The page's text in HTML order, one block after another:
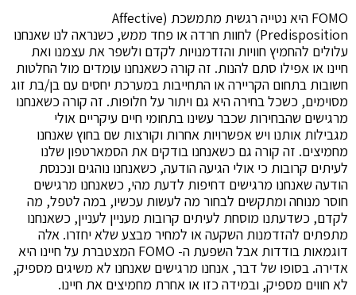
FOMO היא נטייה רגשית מתמשכת (Affective
Predisposition) לחוות חרדה או פחד ממש, כשנראה לנו שאנחנו
עלולים להחמיץ חוויות והזדמנויות לקדם ולשפר את עצמנו ואת
חיינו או אפילו סתם להנות. זה קורה כשאנחנו עומדים מול החלטות
חשובות בתחום הקריירה או התחייבות במערכת יחסים עם בן/בת זוג
מסוימים, כשכל בחירה היא גם ויתור על חלופות. זה קורה כשאנחנו
מרגישים שהבחירות שכבר עשינו בתחומי חיים עיקריים אולי
מגבילות אותנו ויש אפשרויות אחרות וקורצות שם בחוץ שאנחנו
מחמיצים. זה קורה גם כשאנחנו בודקים את הסמארטפון שלנו
לעיתים קרובות כי אולי הגיעה הודעה, כשאנחנו נוהגים ונכנסת
הודעה שאנחנו מרגישים דחיפות לדעת מהי, כשאנחנו מרגישים
חוסר מנוחה ומתקשים לבחור מה לעשות עכשיו, במה לטפל, מה
לקדם, כשדעתנו מוסחת לעיתים קרובות מעניין לעניין, כשאנחנו
מתפתים להזדמנות השקעה או למחיר מבצע שלא יחזרו. אלה
דוגמאות בודדות אבל השפעת ה- FOMO המצטברת על חיינו היא
אדירה. בסופו של דבר, אנחנו מרגישים שאנחנו לא משיגים מספיק,
לא חווים מספיק, ובמידה כזו או אחרת מחמיצים את חיינו.